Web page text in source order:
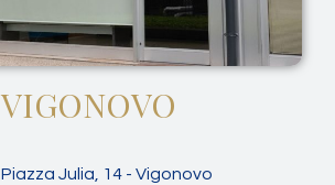
VIGONOVO
Piazza Julia, 14 - Vigonovo